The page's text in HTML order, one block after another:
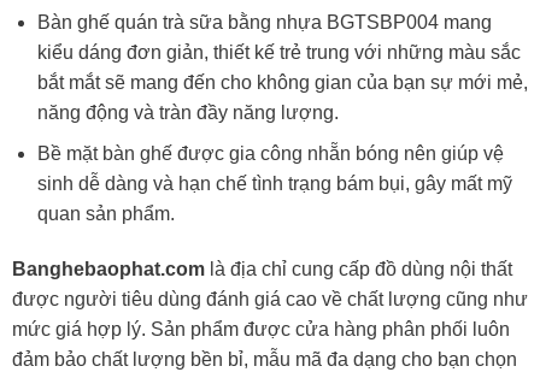
Bàn ghế quán trà sữa bằng nhựa BGTSBP004 mang
kiểu dáng đơn giản, thiết kế trẻ trung với những màu sắc
bắt mắt sẽ mang đến cho không gian của bạn sự mới mẻ,
năng động và tràn đầy năng lượng.
Bề mặt bàn ghế được gia công nhẵn bóng nên giúp vệ
sinh dễ dàng và hạn chế tình trạng bám bụi, gây mất mỹ
quan sản phẩm.
Banghebaophat.com là địa chỉ cung cấp đồ dùng nội thất
được người tiêu dùng đánh giá cao về chất lượng cũng như
mức giá hợp lý. Sản phẩm được cửa hàng phân phối luôn
đảm bảo chất lượng bền bỉ, mẫu mã đa dạng cho bạn chọn